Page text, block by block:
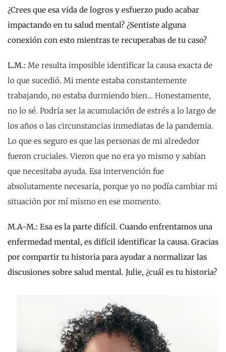
¿Crees que esa vida de logros y esfuerzo pudo acabar
impactando en tu salud mental? ¿Sentiste alguna
conexión con esto mientras te recuperabas de tu caso?
L.M.: Me resulta imposible identificar la causa exacta de
lo que sucedió. Mi mente estaba constantemente
trabajando, no estaba durmiendo bien… Honestamente,
no lo sé. Podría ser la acumulación de estrés a lo largo de
los años o las circunstancias inmediatas de la pandemia.
Lo que es seguro es que las personas de mi alrededor
fueron cruciales. Vieron que no era yo mismo y sabían
que necesitaba ayuda. Esa intervención fue
absolutamente necesaria, porque yo no podía cambiar mi
situación por mí mismo en ese momento.
M.A-M.: Esa es la parte difícil. Cuando enfrentamos una
enfermedad mental, es difícil identificar la causa. Gracias
por compartir tu historia para ayudar a normalizar las
discusiones sobre salud mental. Julie, ¿cuál es tu historia?